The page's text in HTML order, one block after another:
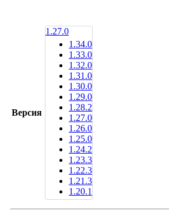
Версия
1.27.0
1.34.0
1.33.0
1.32.0
1.31.0
1.30.0
1.29.0
1.28.2
1.27.0
1.26.0
1.25.0
1.24.2
1.23.3
1.22.3
1.21.3
1.20.1